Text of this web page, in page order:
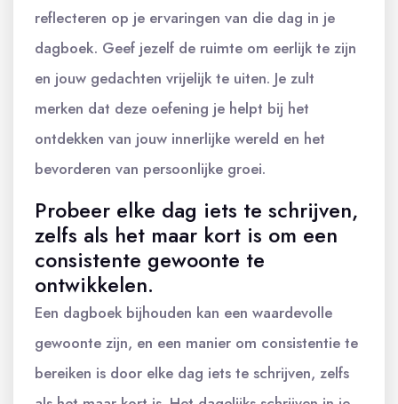
reflecteren op je ervaringen van die dag in je
dagboek. Geef jezelf de ruimte om eerlijk te zijn
en jouw gedachten vrijelijk te uiten. Je zult
merken dat deze oefening je helpt bij het
ontdekken van jouw innerlijke wereld en het
bevorderen van persoonlijke groei.
Probeer elke dag iets te schrijven,
zelfs als het maar kort is om een
consistente gewoonte te
ontwikkelen.
Een dagboek bijhouden kan een waardevolle
gewoonte zijn, en een manier om consistentie te
bereiken is door elke dag iets te schrijven, zelfs